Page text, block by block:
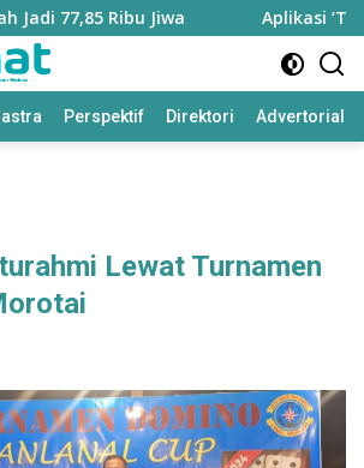
77,85 Ribu Jiwa Aplikasi ‘Teras
Perspektif Direktori Advertorial
Lewat Turnamen